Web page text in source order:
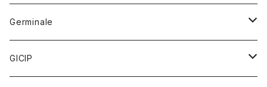
Tシャツ
ボトム
アウター
パーカー
グッズ
Germinale
靴
GICIP